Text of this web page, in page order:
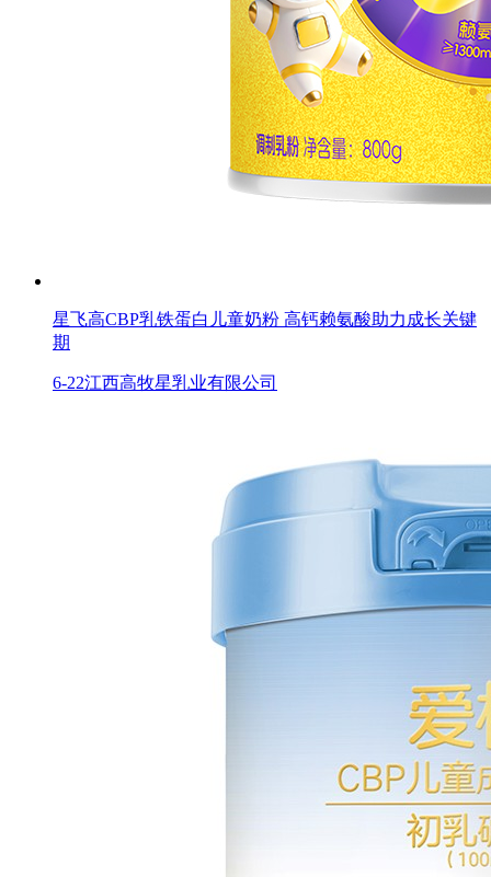
星飞高CBP乳铁蛋白儿童奶粉 高钙赖氨酸助力成长关键
期
6-22江西高牧星乳业有限公司